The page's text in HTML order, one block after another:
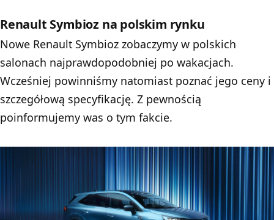
Renault Symbioz na polskim rynku
Nowe Renault Symbioz zobaczymy w polskich
salonach najprawdopodobniej po wakacjach.
Wcześniej powinniśmy natomiast poznać jego ceny i
szczegółową specyfikację. Z pewnością
poinformujemy was o tym fakcie.